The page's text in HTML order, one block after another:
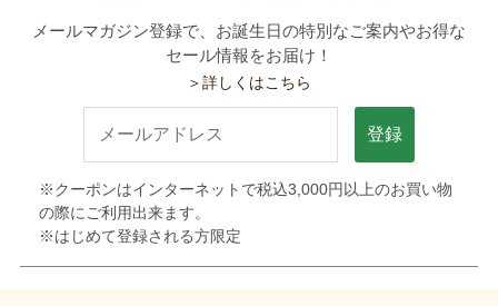
メールマガジン登録で、お誕生日の特別なご案内やお得な
セール情報をお届け！
＞詳しくはこちら
登録
※クーポンはインターネットで税込3,000円以上のお買い物
の際にご利用出来ます。
※はじめて登録される方限定